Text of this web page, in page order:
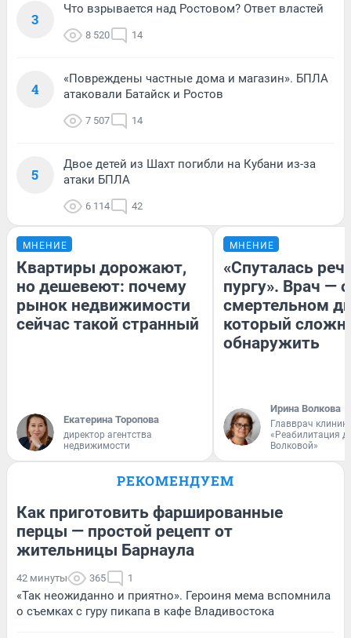
3
Что взрывается над Ростовом? Ответ властей
8 520 14
4
«Повреждены частные дома и магазин». БПЛА
атаковали Батайск и Ростов
7 507 14
5
Двое детей из Шахт погибли на Кубани из-за
атаки БПЛА
6 114 42
МНЕНИЕ
Квартиры дорожают,
но дешевеют: почему
рынок недвижимости
сейчас такой странный
Екатерина Торопова
директор агентства
недвижимости
МНЕНИЕ
«Спуталась
пургу». Врач — о
смертельном
который
обнаружить
Ирина Волкова
Главврач
«Реабилитация
Волковой»
РЕКОМЕНДУЕМ
Как приготовить фаршированные
перцы — простой рецепт от
жительницы Барнаула
42 минуты 365 1
«Так неожиданно и приятно». Героиня мема вспомнила
о съемках с гуру пикапа в кафе Владивостока